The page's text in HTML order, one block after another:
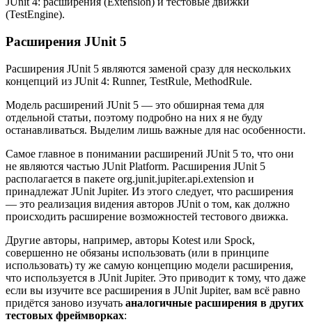
(TestEngine).
Расширения JUnit 5
Расширения JUnit 5 являются заменой сразу для нескольких
концепций из JUnit 4: Runner, TestRule, MethodRule.
Модель расширений JUnit 5 — это обширная тема для
отдельной статьи, поэтому подробно на них я не буду
останавливаться. Выделим лишь важные для нас особенности.
Самое главное в понимании расширений JUnit 5 то, что они
не являются частью JUnit Platform. Расширения JUnit 5
располагается в пакете org.junit.jupiter.api.extension и
принадлежат JUnit Jupiter. Из этого следует, что расширения
— это реализация видения авторов JUnit о том, как должно
происходить расширение возможностей тестового движка.
Другие авторы, например, авторы Kotest или Spock,
совершенно не обязаны использовать (или в принципе
использовать) ту же самую концепцию модели расширения,
что используется в JUnit Jupiter. Это приводит к тому, что даже
если вы изучите все расширения в JUnit Jupiter, вам всё равно
придётся заново изучать аналогичные расширения в других
тестовых фреймворках: